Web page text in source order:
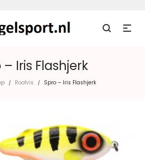
– Iris Flashjerk
/ Roofvis / Spro – Iris Flashjerk